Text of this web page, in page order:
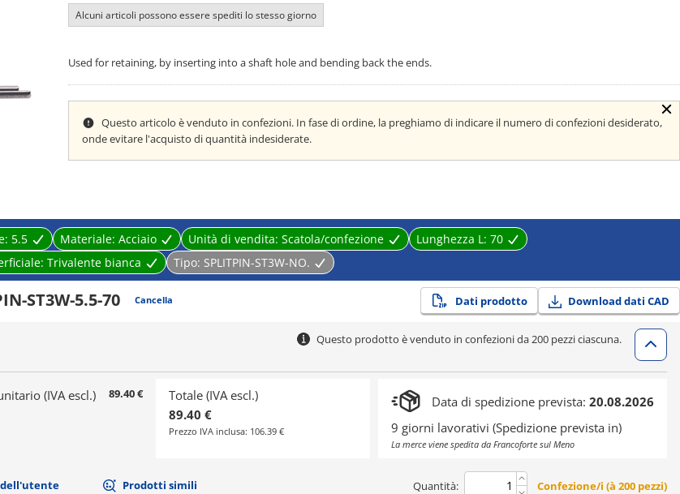
Alcuni articoli possono essere spediti lo stesso giorno
Used for retaining, by inserting into a shaft hole and bending back the ends.
Questo articolo è venduto in confezioni. In fase di ordine, la preghiamo di indicare il numero di confezioni desiderato,
onde evitare l'acquisto di quantità indesiderate.
5.5 Materiale: Acciaio Unità di vendita: Scatola/confezione Lunghezza L: 70
Trivalente bianca Tipo: SPLITPIN-ST3W-NO.
ST3W-5.5-70 Cancella Dati prodotto Download dati CAD
Questo prodotto è venduto in confezioni da 200 pezzi ciascuna.
(IVA escl.) 89.40 €
Totale (IVA escl.)
89.40 €
Prezzo IVA inclusa: 106.39 €
Data di spedizione prevista: 20.08.2026
9 giorni lavorativi (Spedizione prevista in)
La merce viene spedita da Francoforte sul Meno
dell'utente Prodotti simili Quantità: Confezione/i (à 200 pezzi)